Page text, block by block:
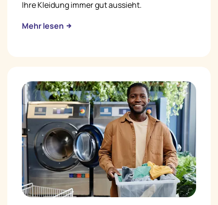
Ihre Kleidung immer gut aussieht.
Mehr lesen